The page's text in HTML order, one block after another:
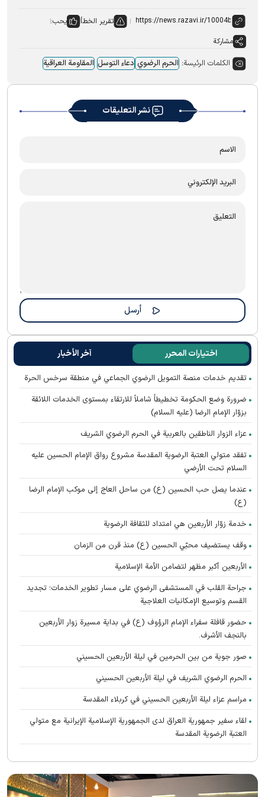
تقرير الخطأ
يحب:
مشاركة
الكلمات الرئيسة: الحرم الرضوي دعاء التوسل المقاومة العراقیة
نشر التعليقات
اختيارات المحرر آخر الأخبار
تقديم خدمات منصة التمويل الرضوي الجماعي في منطقة سرخس الحرة
ضرورة وضع الحكومة تخطيطاً شاملاً للارتقاء بمستوى الخدمات اللائقة
بزوّار الإمام الرضا (عليه السلام)
عزاء الزوار الناطقين بالعربية في الحرم الرضوي الشریف
تفقد متولي العتبة الرضوية المقدسة مشروع رواق الإمام الحسين عليه
السلام تحت الأرضي
عندما يصل حب الحسين (ع) من ساحل العاج إلى موكب الإمام الرضا
(ع)
خدمة زوّار الأربعين هي امتداد للثقافة الرضوية
وقف يستضيف محبّي الحسين (ع) منذ قرن من الزمان
الأربعين أكبر مظهر لتضامن الأمة الإسلامية
جراحة القلب في المستشفى الرضوي على مسار تطوير الخدمات؛ تجديد
القسم وتوسيع الإمكانيات العلاجية
حضور قافلة سفراء الإمام الرؤوف (ع) في بدایة مسيرة زوار الأربعين
بالنجف الأشرف.
صور جوية من بين الحرمين في ليلة الأربعين الحسيني
الحرم الرضوي الشریف في ليلة الأربعين الحسيني
مراسم عزاء ليلة الأربعين الحسيني في كربلاء المقدسة
لقاء سفير جمهورية العراق لدى الجمهورية الإسلامية الإيرانية مع متولي
العتبة الرضوية المقدسة
تشارك جامعة الإمام الرضا (ع) الدولية في ندوة دبلوماسية الزيارة الدولیة